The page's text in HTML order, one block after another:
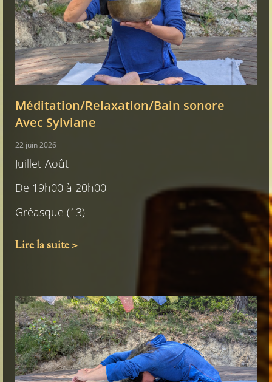
Méditation/Relaxation/Bain sonore
Avec Sylviane
22 juin 2026
Juillet-Août
De 19h00 à 20h00
Gréasque (13)
Lire la suite >